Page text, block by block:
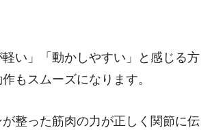
い」「動かしやすい」と感じる方
もスムーズになります。
整った筋肉の力が正しく関節に伝